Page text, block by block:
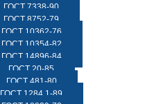
ГОСТ 7338-90
ГОСТ 8752-79
ГОСТ 10362-76
ГОСТ 10354-82
ГОСТ 14896-84
ГОСТ 20-85
ГОСТ 481-80
ГОСТ 1284.1-89